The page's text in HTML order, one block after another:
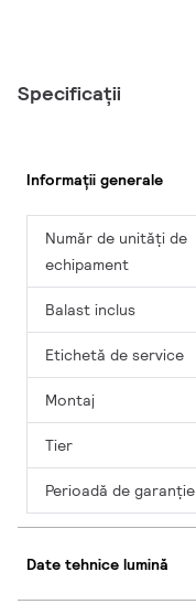
Specificații
Informații generale
Număr de unități de
echipament
Balast inclus
Etichetă de service
Montaj
Tier
Perioadă de garanţie
Date tehnice lumină